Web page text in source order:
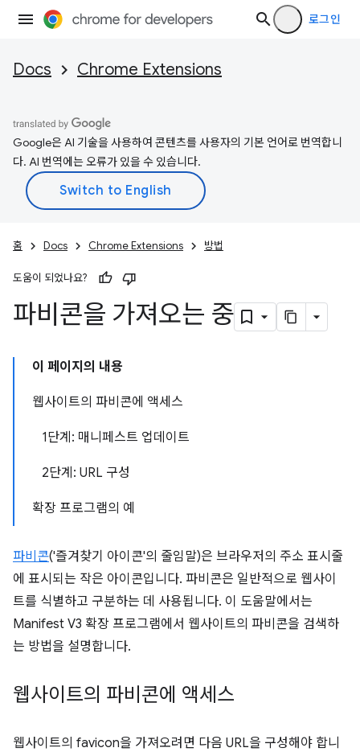
로그인
Docs Chrome Extensions
Google은 AI 기술을 사용하여 콘텐츠를 사용자의 기본 언어로 번역합니
다. AI 번역에는 오류가 있을 수 있습니다.
홈 Docs Chrome Extensions 방법
도움이 되었나요?
파비콘을 가져오는 중
이 페이지의 내용
웹사이트의 파비콘에 액세스
1단계: 매니페스트 업데이트
2단계: URL 구성
확장 프로그램의 예
파비콘('즐겨찾기 아이콘'의 줄임말)은 브라우저의 주소 표시줄
에 표시되는 작은 아이콘입니다. 파비콘은 일반적으로 웹사이
트를 식별하고 구분하는 데 사용됩니다. 이 도움말에서는
Manifest V3 확장 프로그램에서 웹사이트의 파비콘을 검색하
는 방법을 설명합니다.
웹사이트의 파비콘에 액세스
웹사이트의 favicon을 가져오려면 다음 URL을 구성해야 합니